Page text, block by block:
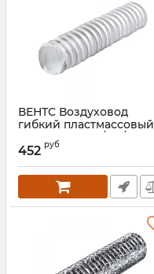
ВЕНТС Воздуховод
гибкий пластмассовый
Поливент 606/152/6
Артикул:
452 руб